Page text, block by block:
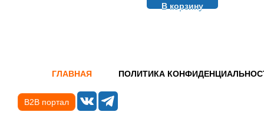
В корзину
ГЛАВНАЯ ПОЛИТИКА
B2B портал